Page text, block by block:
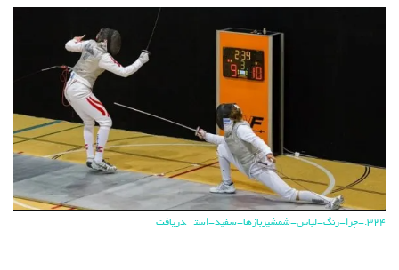
324.-چرا-رنگ-لباس-شمشیربازها-سفید-است دریافت